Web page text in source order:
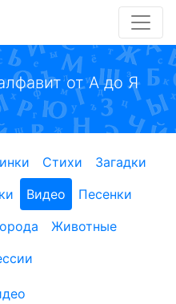
от А до Я
Стихи
Загадки
Видео
Песенки
Животные